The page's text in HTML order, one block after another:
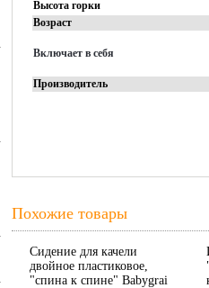
Высота горки
Возраст
Включает в себя
Производитель
Похожие товары
Сидение для качели
двойное пластиковое,
"спина к спине" Babygrai